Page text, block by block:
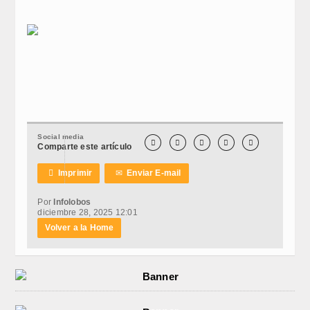
Social media
Comparte este artículo     
 Imprimir ✉Enviar E-mail
Por Infolobos
diciembre 28, 2025 12:01
Volver a la Home